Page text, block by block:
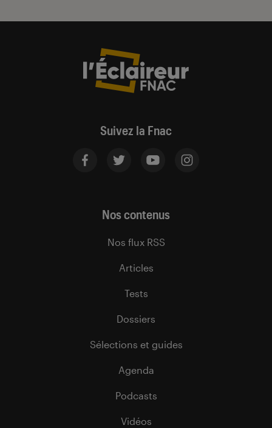
Suivez la Fnac
Nos contenus
Nos flux RSS
Articles
Tests
Dossiers
Sélections et guides
Agenda
Podcasts
Vidéos